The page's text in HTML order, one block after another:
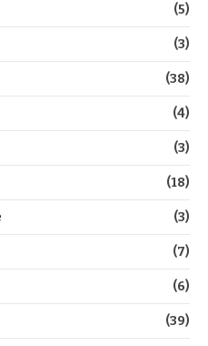
(5)
(3)
(38)
(4)
(3)
(18)
(3)
(7)
(6)
(39)